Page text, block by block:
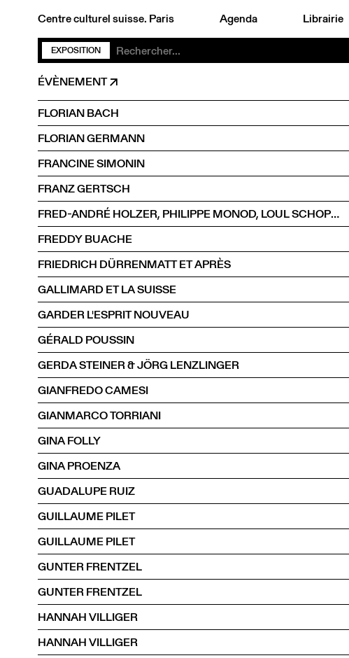
Centre culturel suisse. Paris Agenda Librairie
EXPOSITION
ÉVÈNEMENT
FLORIAN BACH
FLORIAN GERMANN
FRANCINE SIMONIN
FRANZ GERTSCH
FRED-ANDRÉ HOLZER, PHILIPPE MONOD, LOUL SCHOPFER
FREDDY BUACHE
FRIEDRICH DÜRRENMATT ET APRÈS
GALLIMARD ET LA SUISSE
GARDER L'ESPRIT NOUVEAU
GÉRALD POUSSIN
GERDA STEINER & JÖRG LENZLINGER
GIANFREDO CAMESI
GIANMARCO TORRIANI
GINA FOLLY
GINA PROENZA
GUADALUPE RUIZ
GUILLAUME PILET
GUILLAUME PILET
GUNTER FRENTZEL
GUNTER FRENTZEL
HANNAH VILLIGER
HANNAH VILLIGER